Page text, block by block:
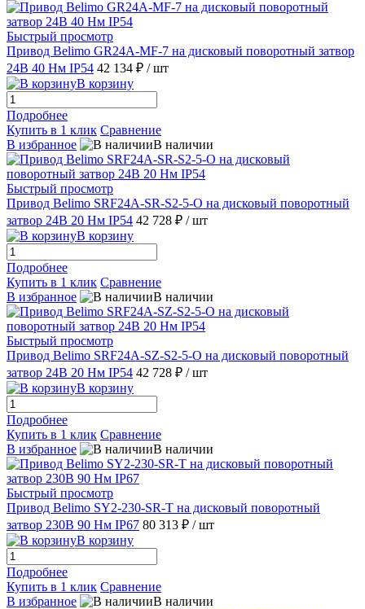
Быстрый просмотр
Привод Belimo GR24A-MF-7 на дисковый поворотный затвор
24В 40 Нм IP54 42 134 ₽ / шт
В корзину
Подробнее
Купить в 1 клик Сравнение
В избранное
В наличии
Быстрый просмотр
Привод Belimo SRF24A-SR-S2-5-O на дисковый поворотный
затвор 24В 20 Нм IP54 42 728 ₽ / шт
В корзину
Подробнее
Купить в 1 клик Сравнение
В избранное
В наличии
Быстрый просмотр
Привод Belimo SRF24A-SZ-S2-5-O на дисковый поворотный
затвор 24В 20 Нм IP54 42 728 ₽ / шт
В корзину
Подробнее
Купить в 1 клик Сравнение
В избранное
В наличии
Быстрый просмотр
Привод Belimo SY2-230-SR-T на дисковый поворотный
затвор 230В 90 Нм IP67 80 313 ₽ / шт
В корзину
Подробнее
Купить в 1 клик Сравнение
В избранное
В наличии